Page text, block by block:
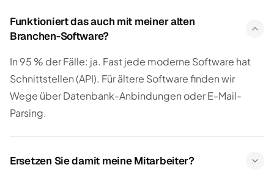
Funktioniert das auch mit meiner alten
Branchen-Software?
In 95 % der Fälle: ja. Fast jede moderne Software hat
Schnittstellen (API). Für ältere Software finden wir
Wege über Datenbank-Anbindungen oder E-Mail-
Parsing.
Ersetzen Sie damit meine Mitarbeiter?